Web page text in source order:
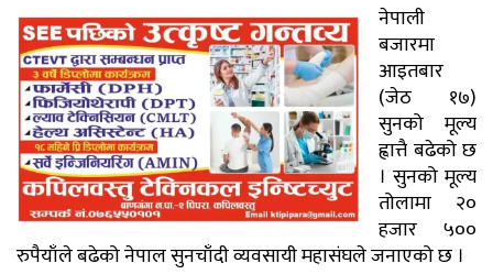
नेपाली
बजारमा
आइतबार
(जेठ १७)
सुनको मूल्य
ह्वात्तै बढेको छ
। सुनको मूल्य
तोलामा २०
हजार ५००
रुपैयाँले बढेको नेपाल सुनचाँदी व्यवसायी महासंघले जनाएको छ ।